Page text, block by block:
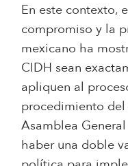
En este contexto,
compromiso y la
mexicano ha
CIDH sean
apliquen al
procedimiento
Asamblea
haber una doble